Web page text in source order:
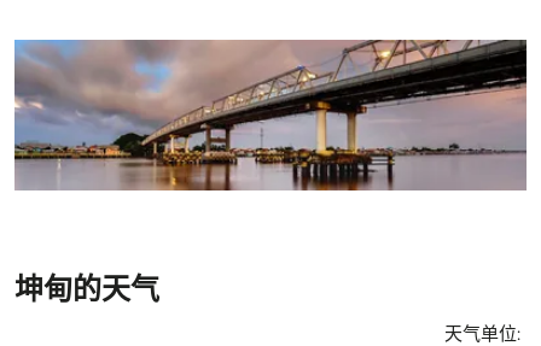
坤甸的天气
天气单位: